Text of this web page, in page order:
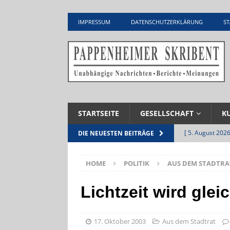
IMPRESSUM DATENSCHUTZERKLÄRUNG
STARTSEITE GESELLSCHAFT
DIE NEUESTEN BEITRÄGE [ 5. August
[ 4. August 2026
[ 4. August 2026
ankommen
HOME POLITIK AUS DEM
Lichtzeit wird
17. Oktober 2003 Aus dem Stadtrat